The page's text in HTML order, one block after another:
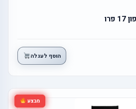
הוסף לעגלה
מבצע